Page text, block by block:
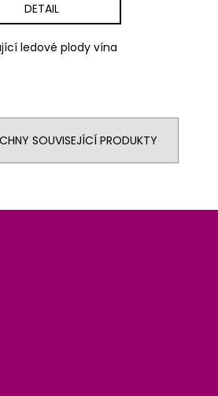
DETAIL
ledové plody vína
SOUVISEJÍCÍ PRODUKTY